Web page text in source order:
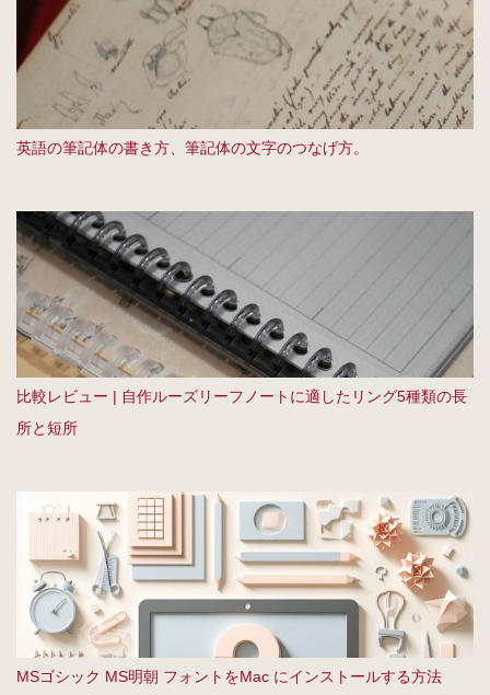
英語の筆記体の書き方、筆記体の文字のつなげ方。
比較レビュー | 自作ルーズリーフノートに適したリング5種類の長
所と短所
MSゴシック MS明朝 フォントをMac にインストールする方法